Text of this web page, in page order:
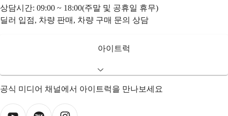
상담시간: 09:00 ~ 18:00(주말 및 공휴일 휴무)
딜러 입점, 차량 판매, 차량 구매 문의 상담
아이트럭
공식 미디어 채널에서 아이트럭을 만나보세요